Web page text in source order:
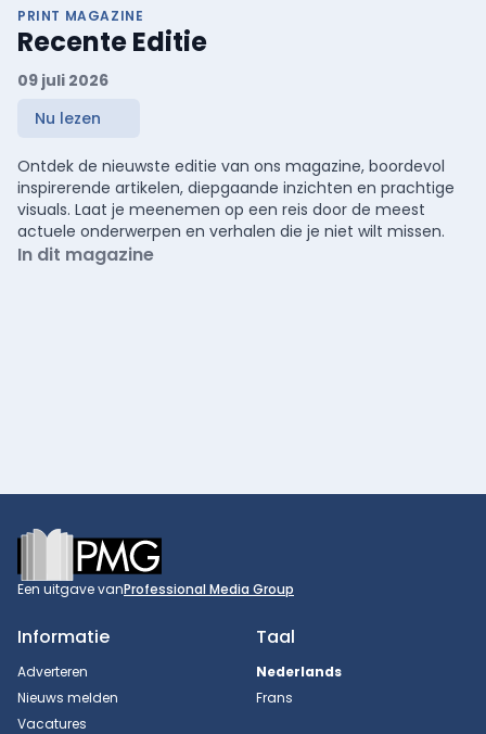
PRINT MAGAZINE
Recente Editie
09 juli 2026
Nu lezen
Ontdek de nieuwste editie van ons magazine, boordevol
inspirerende artikelen, diepgaande inzichten en prachtige
visuals. Laat je meenemen op een reis door de meest
actuele onderwerpen en verhalen die je niet wilt missen.
In dit magazine
Footer
Een uitgave vanProfessional Media Group
Informatie
Adverteren
Nieuws melden
Vacatures
Taal
Nederlands
Frans